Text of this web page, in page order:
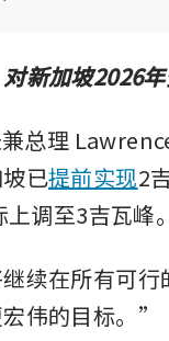
新加坡2026
总理
已提前实现2
调至3吉瓦峰。
续在所有可行
伟的目标。”